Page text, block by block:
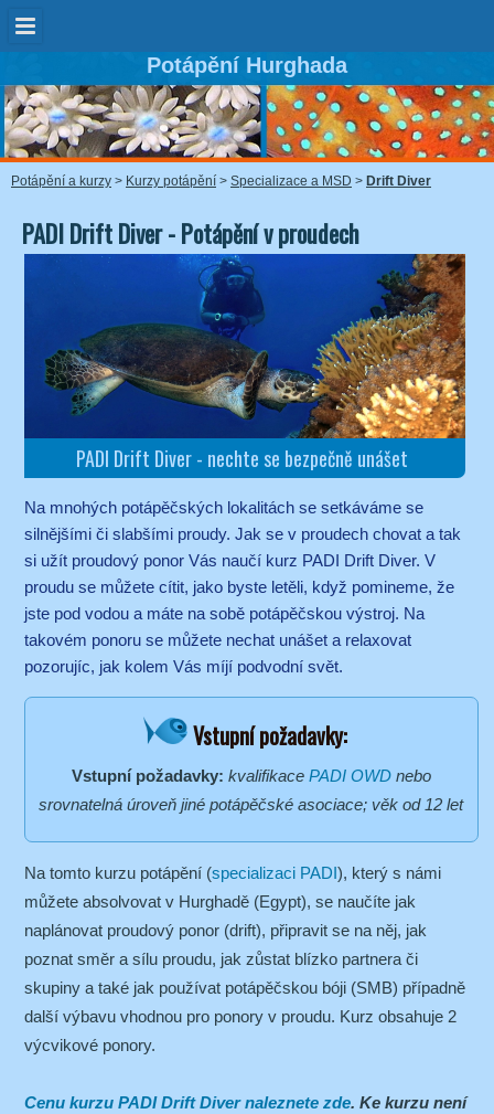
Potápění Hurghada
Potápění a kurzy > Kurzy potápění > Specializace a MSD > Drift Diver
PADI Drift Diver - Potápění v proudech
PADI Drift Diver - nechte se bezpečně unášet
Na mnohých potápěčských lokalitách se setkáváme se
silnějšími či slabšími proudy. Jak se v proudech chovat a tak
si užít proudový ponor Vás naučí kurz PADI Drift Diver. V
proudu se můžete cítit, jako byste letěli, když pomineme, že
jste pod vodou a máte na sobě potápěčskou výstroj. Na
takovém ponoru se můžete nechat unášet a relaxovat
pozorujíc, jak kolem Vás míjí podvodní svět.
Vstupní požadavky:
Vstupní požadavky: kvalifikace PADI OWDnebo
srovnatelná úroveň jiné potápěčské asociace; věk od 12 let
Na tomto kurzu potápění (specializaci PADI), který s námi
můžete absolvovat v Hurghadě (Egypt), se naučíte jak
naplánovat proudový ponor (drift), připravit se na něj, jak
poznat směr a sílu proudu, jak zůstat blízko partnera či
skupiny a také jak používat potápěčskou bóji (SMB) případně
další výbavu vhodnou pro ponory v proudu. Kurz obsahuje 2
výcvikové ponory.
Cenu kurzu PADI Drift Diver naleznete zde. Ke kurzu není